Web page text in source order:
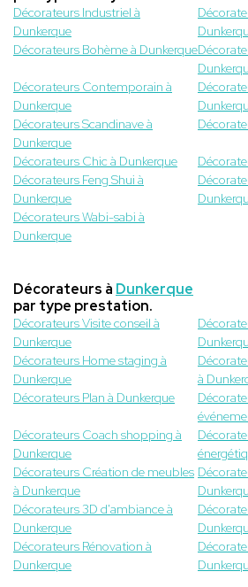
Décorateurs Industriel à
Dunkerque
Décorateurs Bohème à Dunkerque
Décorateurs Contemporain à
Dunkerque
Décorateurs Scandinave à
Dunkerque
Décorateurs Chic à Dunkerque
Décorateurs Feng Shui à
Dunkerque
Décorateurs Wabi-sabi à
Dunkerque
Décorateurs à Dunkerque
par type prestation.
Décorateurs Visite conseil à
Dunkerque
Décorateurs Home staging à
Dunkerque
à
Décorateurs Plan à Dunkerque
Décorateurs Coach shopping à
Dunkerque
Décorateurs Création de meubles
à Dunkerque
Décorateurs 3D d'ambiance à
Dunkerque
Décorateurs Rénovation à
Dunkerque